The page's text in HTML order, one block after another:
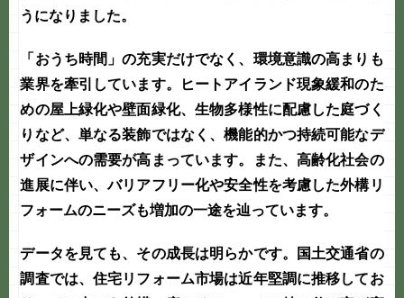
うになりました。
「おうち時間」の充実だけでなく、環境意識の高まりも
業界を牽引しています。ヒートアイランド現象緩和のた
めの屋上緑化や壁面緑化、生物多様性に配慮した庭づく
りなど、単なる装飾ではなく、機能的かつ持続可能なデ
ザインへの需要が高まっています。また、高齢化社会の
進展に伴い、バリアフリー化や安全性を考慮した外構リ
フォームのニーズも増加の一途を辿っています。
データを見ても、その成長は明らかです。国土交通省の
調査では、住宅リフォーム市場は近年堅調に推移してお